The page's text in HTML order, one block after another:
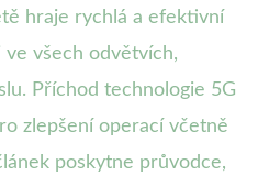
hraje rychlá a efektivní
ve všech odvětvích,
Příchod technologie 5G
zlepšení operací včetně
poskytne průvodce,